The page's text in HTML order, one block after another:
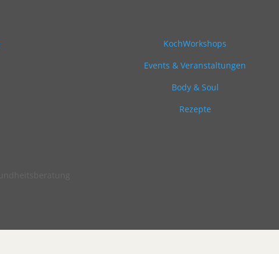
KochWorkshops
Events & Veranstaltungen
Body & Soul
Rezepte